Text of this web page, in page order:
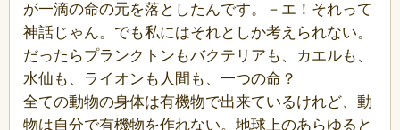
が一滴の命の元を落としたんです。－エ！それって
神話じゃん。でも私にはそれとしか考えられない。
だったらプランクトンもバクテリアも、カエルも、
水仙も、ライオンも人間も、一つの命？
全ての動物の身体は有機物で出来ているけれど、動
物は自分で有機物を作れない。地球上のあらゆると